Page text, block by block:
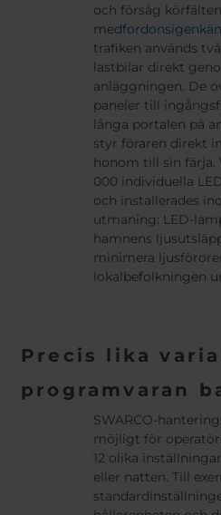
och försåg körfälten
med
trafiken används
lastbilar direkt
anläggningen. De
paneler till
långa portalen på
styr föraren direkt
honom till sin färja.
000 individuella
och installerades
utmaning: LED-
hamnens
minimera
lokalbefolkningen
Precis lika
programvaran
SWARCO-
möjligt för
12 olika
eller natten. Till